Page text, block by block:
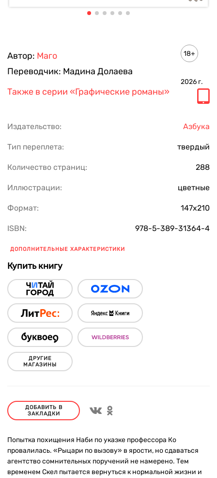
Автор: Маго
Переводчик: Мадина Долаева
18+
2026 г.
Также в серии «Графические романы»
Издательство: Азбука
Тип переплета: твердый
Количество страниц: 288
Иллюстрации: цветные
Формат: 147х210
ISBN: 978-5-389-31364-4
ДОПОЛНИТЕЛЬНЫЕ ХАРАКТЕРИСТИКИ
Купить книгу
ДРУГИЕ
МАГАЗИНЫ
ДОБАВИТЬ В
ЗАКЛАДКИ
Попытка похищения Наби по указке профессора Ко
провалилась. «Рыцари по вызову» в ярости, но сдаваться
агентство сомнительных поручений не намерено. Тем
временем Скел пытается вернуться к нормальной жизни и